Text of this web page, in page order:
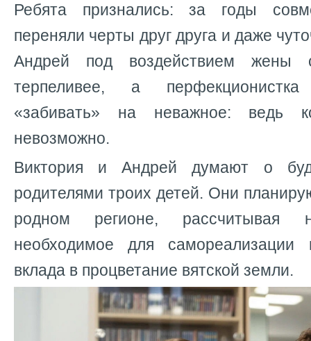
Ребята признались: за годы
переняли черты друг друга и даже
Андрей под воздействием жены
терпеливее, а
«забивать» на неважное: ведь
невозможно.
Виктория и Андрей думают о
родителями троих детей. Они
родном регионе, рассчитывая
необходимое для самореализации
вклада в процветание вятской земли.